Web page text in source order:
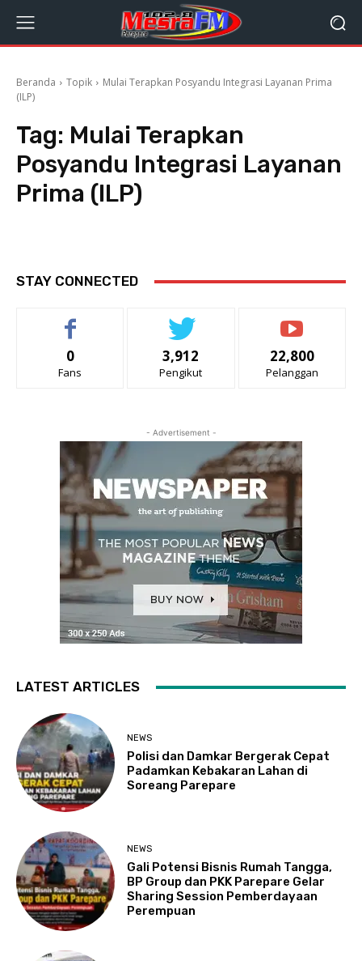
Beranda Topik
Mulai Terapkan Posyandu Integrasi Layanan Prima
(ILP)
Tag: Mulai Terapkan
Posyandu Integrasi Layanan
Prima (ILP)
STAY CONNECTED
0
Fans
3,912
Pengikut
22,800
Pelanggan
- Advertisement -
LATEST ARTICLES
NEWS
Polisi dan Damkar Bergerak Cepat
Padamkan Kebakaran Lahan di
Soreang Parepare
NEWS
Gali Potensi Bisnis Rumah Tangga,
BP Group dan PKK Parepare Gelar
Sharing Session Pemberdayaan
Perempuan